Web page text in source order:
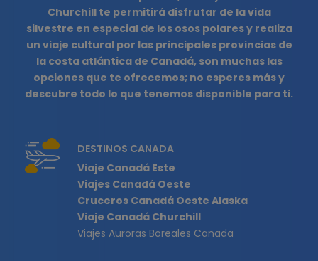
Churchill te permitirá disfrutar de la vida
silvestre en especial de los osos polares y realiza
un viaje cultural por las principales provincias de
la costa atlántica de Canadá, son muchas las
opciones que te ofrecemos; no esperes más y
descubre todo lo que tenemos disponible para ti.
DESTINOS CANADA
Viaje Canadá Este
Viajes Canadá Oeste
Cruceros Canadá Oeste Alaska
Viaje Canadá Churchill
Viajes Auroras Boreales Canada